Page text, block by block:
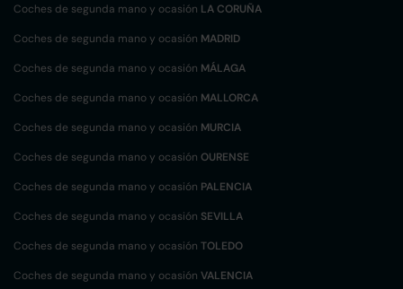
Coches de segunda mano y ocasión LA CORUÑA
Coches de segunda mano y ocasión MADRID
Coches de segunda mano y ocasión MÁLAGA
Coches de segunda mano y ocasión MALLORCA
Coches de segunda mano y ocasión MURCIA
Coches de segunda mano y ocasión OURENSE
Coches de segunda mano y ocasión PALENCIA
Coches de segunda mano y ocasión SEVILLA
Coches de segunda mano y ocasión TOLEDO
Coches de segunda mano y ocasión VALENCIA